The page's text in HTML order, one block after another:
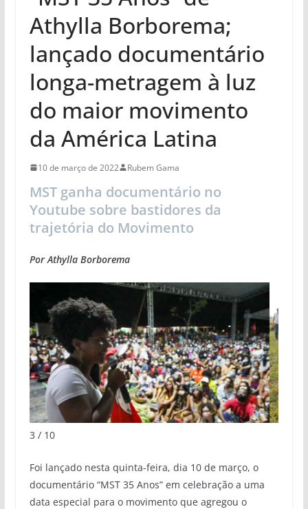
Athylla Borborema;
lançado documentário
longa-metragem à luz
do maior movimento
da América Latina
10 de março de 2022 Rubem Gama
MST ganha documentário no
Youtube sobre bastidores da
trajetória do Movimento
Por Athylla Borborema
3 / 10
Foi lançado nesta quinta-feira, dia 10 de março, o
documentário “MST 35 Anos” em celebração a uma
data especial para o movimento que agregou o